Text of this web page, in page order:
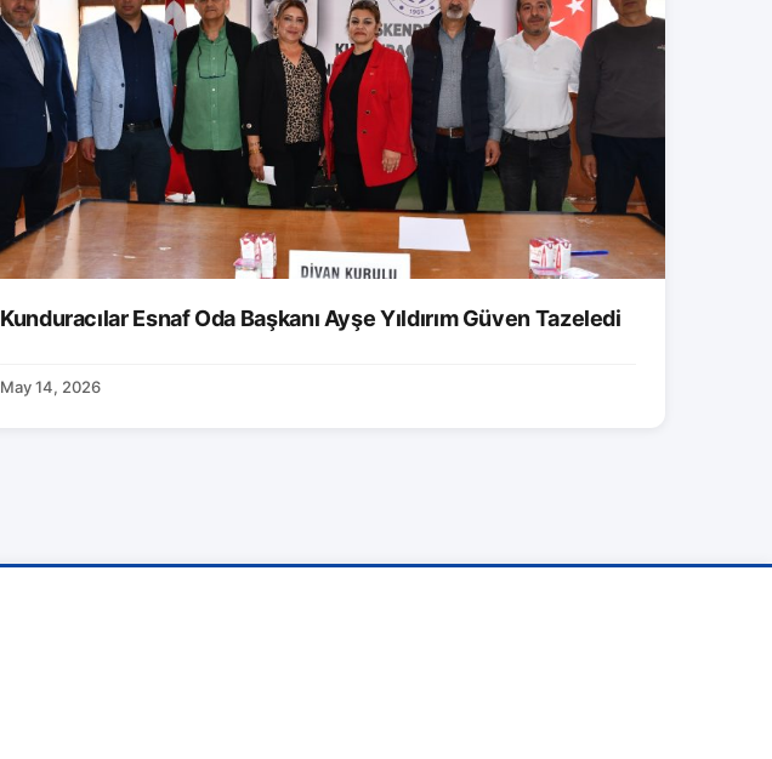
Kunduracılar Esnaf Oda Başkanı Ayşe Yıldırım Güven Tazeledi
May 14, 2026